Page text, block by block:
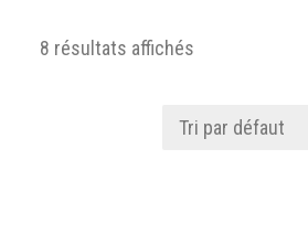
8 résultats affichés